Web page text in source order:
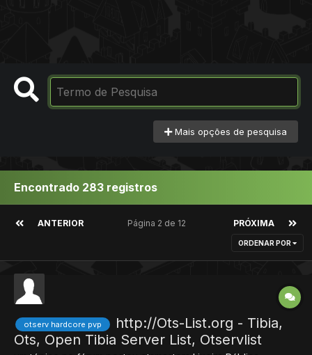
Mais opções de pesquisa
Encontrado 283 registros
ANTERIOR PRÓXIMA
Página 2 de 12
ORDENAR POR
otserv hardcore pvp
http://Ots-List.org - Tibia,
Ots, Open Tibia Server List, Otservlist